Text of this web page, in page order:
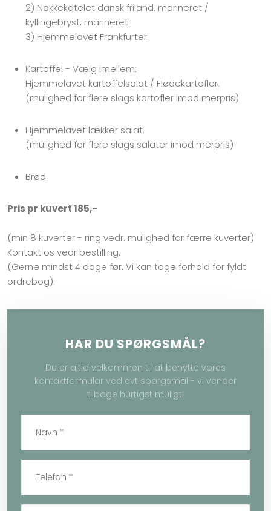
​2) Nakkekotelet dansk friland, marineret /
kyllingebryst, marineret.
​3) Hjemmelavet Frankfurter.
Kartoffel - Vælg imellem:
​Hjemmelavet kartoffelsalat / Flødekartofler.
(mulighed for flere slags kartofler imod merpris)
Hjemmelavet lækker salat.
(mulighed for flere slags salater imod merpris)
Brød.
Pris pr kuvert 185,-
(min 8 kuverter - ring vedr. mulighed for færre kuverter)
Kontakt os vedr bestilling.
(Gerne mindst 4 dage før. Vi kan tage forhold for fyldt
ordrebog).​
HAR DU SPØRGSMÅL?
Du er altid velkommen til at benytte vores
kontaktformular ved evt spørgsmål - vi vender
tilbage hurtigst muligt.